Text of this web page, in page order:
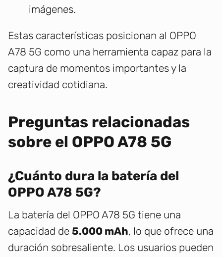
imágenes.
Estas características posicionan al OPPO
A78 5G como una herramienta capaz para la
captura de momentos importantes y la
creatividad cotidiana.
Preguntas relacionadas
sobre el OPPO A78 5G
¿Cuánto dura la batería del
OPPO A78 5G?
La batería del OPPO A78 5G tiene una
capacidad de 5.000 mAh, lo que ofrece una
duración sobresaliente. Los usuarios pueden